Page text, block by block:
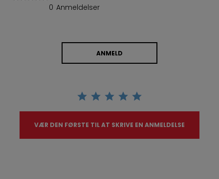
0 Anmeldelser
ANMELD
VÆR DEN FØRSTE TIL AT SKRIVE EN ANMELDELSE